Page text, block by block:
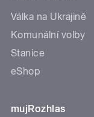
Válka na Ukrajině
Komunální volby
Stanice
eShop
mujRozhlas